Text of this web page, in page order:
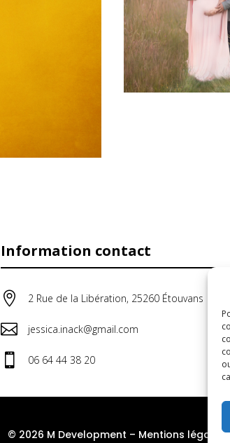
Information contact
 2 Rue de la Libération, 25260 Étouvans
 jessica.inack@gmail.com
 06 64 44 38 20
© 2026 M Development – Mentions légales